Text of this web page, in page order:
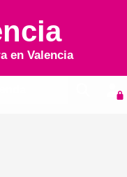
en Valencia